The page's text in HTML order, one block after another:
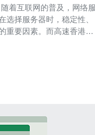
选择服务器时，稳定性、
重要因素。而高速香港服
香港的服务器产品，采用